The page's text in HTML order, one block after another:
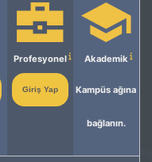
Profesyonel
Giriş Yap
Akademik
Kampüs ağına
bağlanın.